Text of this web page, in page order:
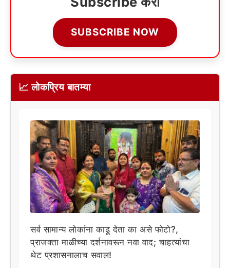
SUBSCRIBE NOW
📈 लोकप्रिय बातम्या
सर्व सामान्य लोकांना काढू देता का असे फोटो?,
प्राजक्ता माळीच्या दर्शनावरून नवा वाद; चाहत्यांचा
थेट प्रशासनालाच सवाल!